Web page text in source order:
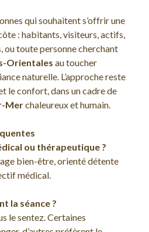
qui souhaitent s’offrir une
: habitants, visiteurs, actifs,
ou toute personne cherchant
Orientales au toucher
naturelle. L’approche reste
le confort, dans un cadre de
Merchaleureux et humain.
ou thérapeutique ?
bien-être, orienté détente
médical.
la séance ?
le sentez. Certaines